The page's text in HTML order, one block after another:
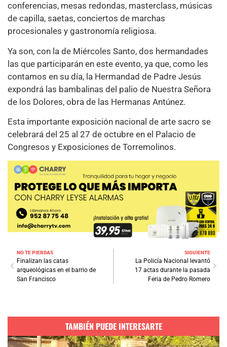
conferencias, mesas redondas, masterclass, músicas
de capilla, saetas, conciertos de marchas
procesionales y gastronomía religiosa.
Ya son, con la de Miércoles Santo, dos hermandades
las que participarán en este evento, ya que, como les
contamos en su día, la Hermandad de Padre Jesús
expondrá las bambalinas del palio de Nuestra Señora
de los Dolores, obra de las Hermanas Antúnez.
Esta importante exposición nacional de arte sacro se
celebrará del 25 al 27 de octubre en el Palacio de
Congresos y Exposiciones de Torremolinos.
NO TE PIERDAS
Finalizan las catas
arqueológicas en el barrio de
San Francisco
SIGUIENTE
La Policía Nacional levantó
17 actas durante la pasada
Feria de Pedro Romero
TAMBIÉN PUEDE INTERESARTE